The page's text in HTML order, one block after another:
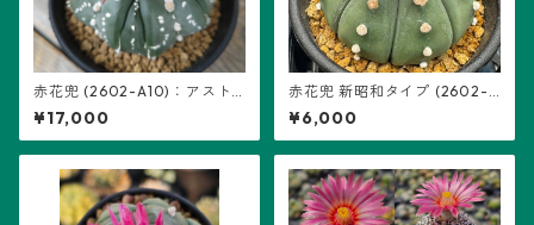
赤花兜 (2602-A10)：アスト
ロフィツム属 ※実生、五稜+複
稜あり
¥17,000
赤花兜 新昭和タイプ (2602-A
04)：アストロフィツム属 ※
実生
¥6,000